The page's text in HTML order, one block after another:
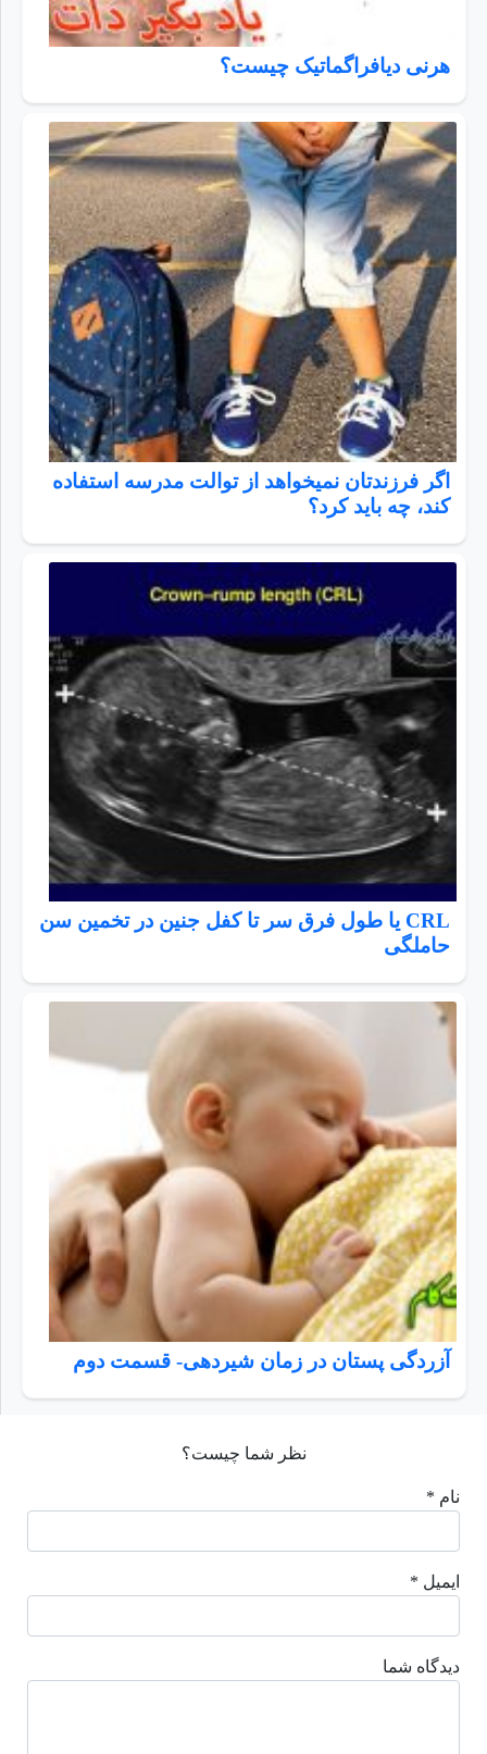
هرنی دیافراگماتیک چیست؟
اگر فرزندتان نمیخواهد از توالت مدرسه استفاده
کند، چه باید کرد؟
CRL یا طول فرق سر تا کفل جنین در تخمین سن
حاملگی
آزردگی پستان در زمان شیردهی- قسمت دوم
نظر شما چیست؟
نام *
ایمیل *
دیدگاه شما